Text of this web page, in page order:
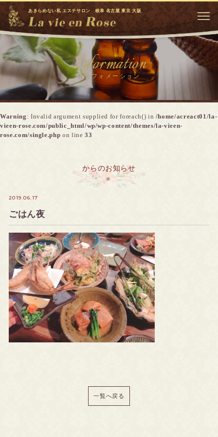
あきらめない私 エステサロン 岐阜 名古屋 東京 大阪
Information
インフォメーション
Warning : Invalid argument supplied for foreach() in /home/acreact01/la-
vieen-rose.com/public_html/wp/wp-content/themes/la-vieen-
rose.com/single.php on line33
からのお知らせ
2019.06.17
ごはん夜
一覧へ戻る